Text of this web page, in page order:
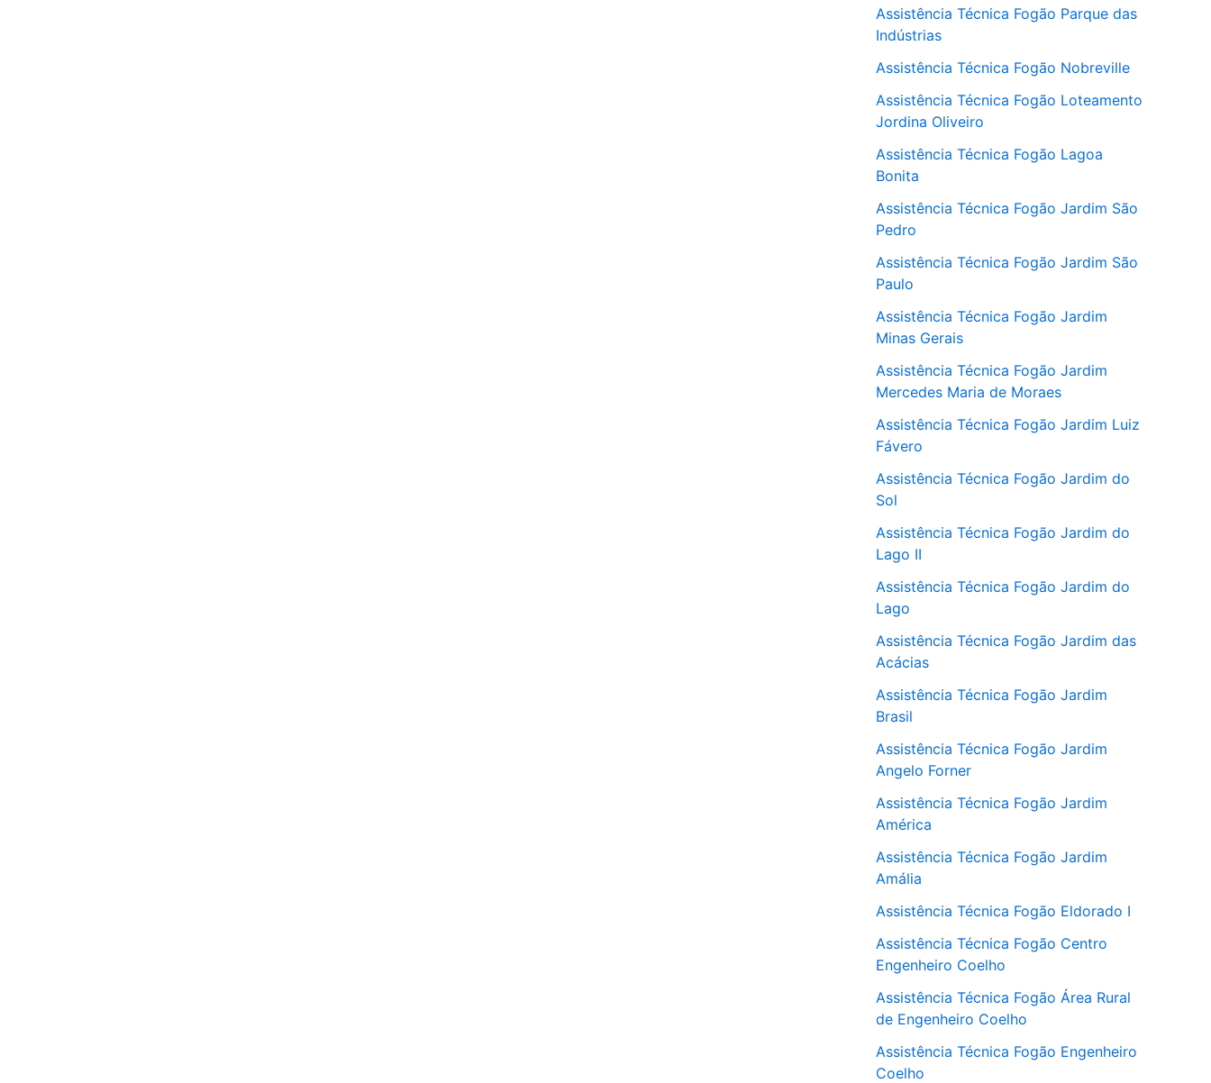
Assistência Técnica Fogão Parque das
Indústrias
Assistência Técnica Fogão Nobreville
Assistência Técnica Fogão Loteamento
Jordina Oliveiro
Assistência Técnica Fogão Lagoa
Bonita
Assistência Técnica Fogão Jardim São
Pedro
Assistência Técnica Fogão Jardim São
Paulo
Assistência Técnica Fogão Jardim
Minas Gerais
Assistência Técnica Fogão Jardim
Mercedes Maria de Moraes
Assistência Técnica Fogão Jardim Luiz
Fávero
Assistência Técnica Fogão Jardim do
Sol
Assistência Técnica Fogão Jardim do
Lago II
Assistência Técnica Fogão Jardim do
Lago
Assistência Técnica Fogão Jardim das
Acácias
Assistência Técnica Fogão Jardim
Brasil
Assistência Técnica Fogão Jardim
Angelo Forner
Assistência Técnica Fogão Jardim
América
Assistência Técnica Fogão Jardim
Amália
Assistência Técnica Fogão Eldorado I
Assistência Técnica Fogão Centro
Engenheiro Coelho
Assistência Técnica Fogão Área Rural
de Engenheiro Coelho
Assistência Técnica Fogão Engenheiro
Coelho